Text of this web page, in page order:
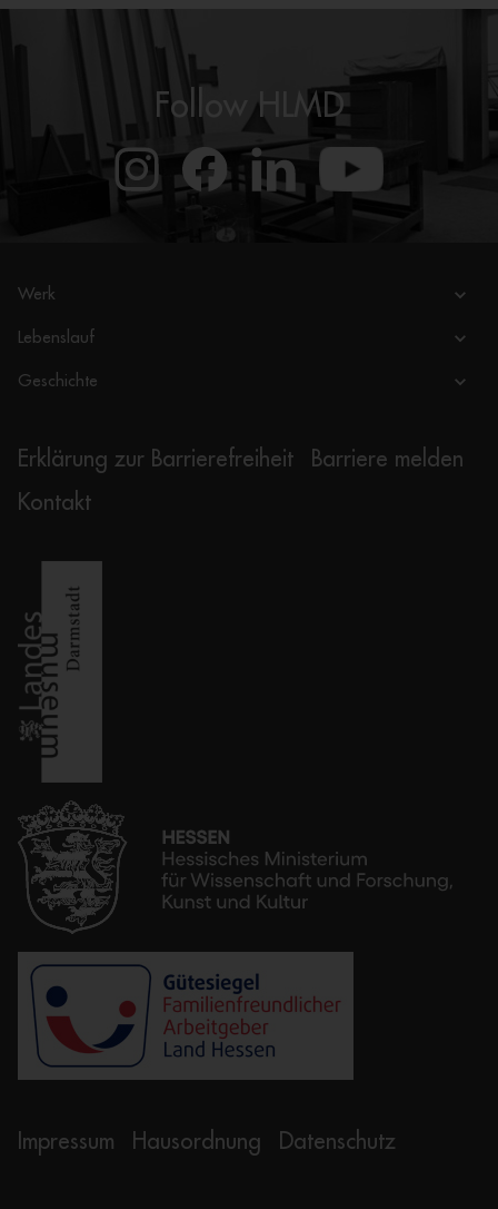
Follow HLMD
Werk
Lebenslauf
Geschichte
Erklärung zur Barrierefreiheit
Barriere melden
Kontakt
Impressum Hausordnung Datenschutz